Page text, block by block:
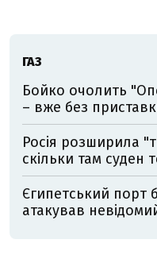
ГАЗ
Бойко очолить
– вже без
Росія розширила
скільки там суден
Єгипетський порт
атакував